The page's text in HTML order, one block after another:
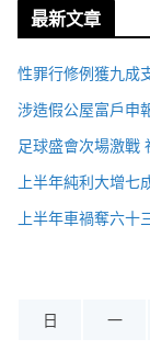
最新文章
性罪行修例獲九成
涉造假公屋富戶申
足球盛會次場激戰
上半年純利大增
上半年車禍奪六
日
一